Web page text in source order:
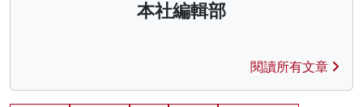
本社編輯部
閱讀所有文章